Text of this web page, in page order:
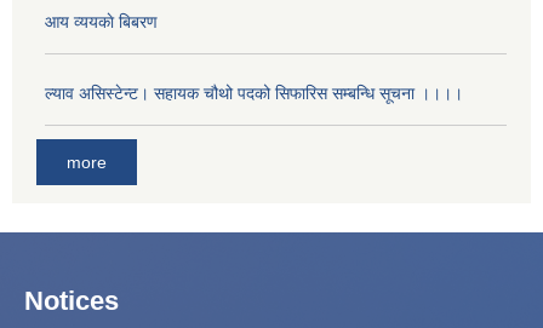
आय व्ययकाे बिबरण
ल्याव असिस्टेन्ट। सहायक चौथो पदको सिफारिस सम्बन्धि सूचना ।।।।
more
Notices